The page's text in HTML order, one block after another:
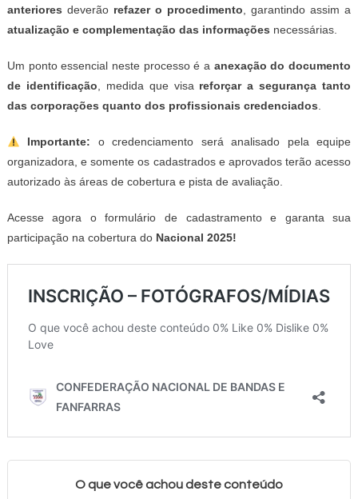
anteriores deverão refazer o procedimento, garantindo assim a
atualização e complementação das informações necessárias.
Um ponto essencial neste processo é a anexação do documento
de identificação, medida que visa reforçar a segurança tanto
das corporações quanto dos profissionais credenciados.
Importante: o credenciamento será analisado pela equipe
organizadora, e somente os cadastrados e aprovados terão acesso
autorizado às áreas de cobertura e pista de avaliação.
Acesse agora o formulário de cadastramento e garanta sua
participação na cobertura do Nacional 2025!
O que você achou deste conteúdo